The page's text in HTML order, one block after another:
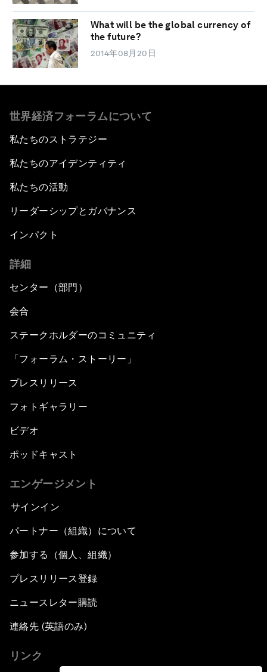
What will be the global currency of
the future?
2014年08月20日
世界経済フォーラムについて
私たちのストラテジー
私たちのアイデンティティ
私たちの活動
リーダーシップとガバナンス
インパクト
詳細
センター（部門）
会合
ステークホルダーのコミュニティ
「フォーラム・ストーリー」
プレスリリース
フォトギャラリー
ビデオ
ポッドキャスト
エンゲージメント
サインイン
パートナー（組織）について
参加する（個人、組織）
プレスリリース登録
ニュースレター購読
連絡先 (英語のみ)
リンク